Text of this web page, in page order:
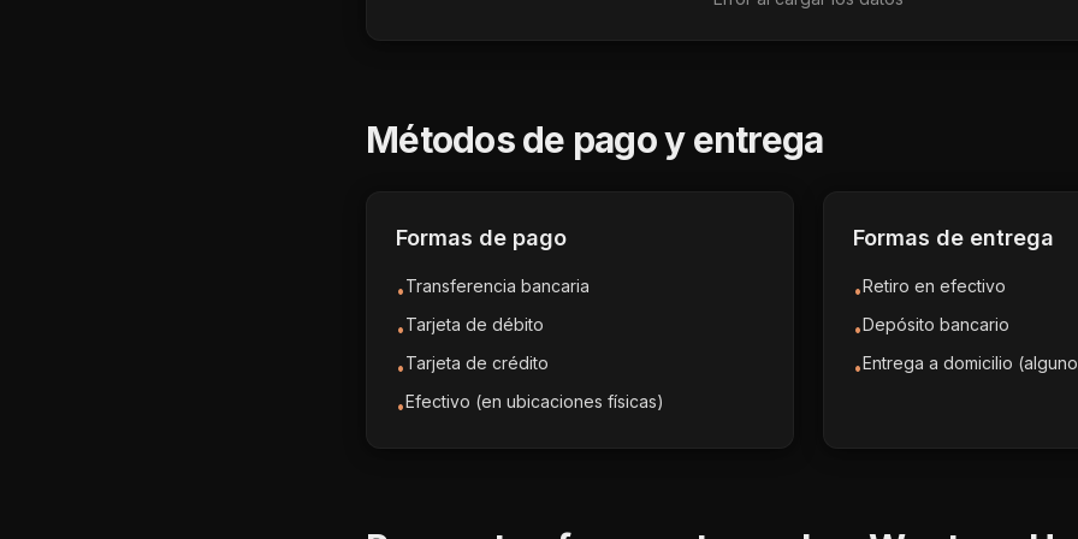
Métodos de pago y entrega
Formas de pago
•Transferencia bancaria
•Tarjeta de débito
•Tarjeta de crédito
•Efectivo (en ubicaciones físicas)
Formas de entrega
•Retiro en efectivo
•Depósito bancario
•Entrega a domicilio